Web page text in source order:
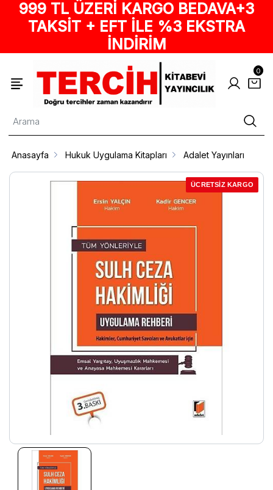
999 TL ÜZERİ KARGO BEDAVA+3
TAKSİT + EFT İLE %3 EKSTRA
İNDİRİM
0
Anasayfa Hukuk Uygulama Kitapları Adalet Yayınları
ÜCRETSİZ KARGO